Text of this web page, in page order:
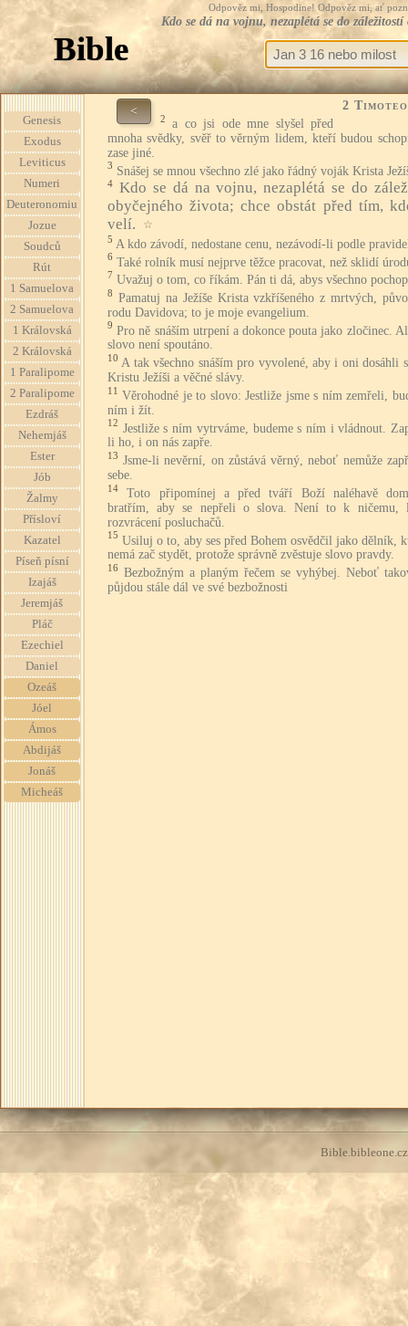
Odpověz mi, Hospodine! Odpověz mi, ať
Kdo se dá na vojnu, nezaplétá se do
Bible
Genesis
Exodus
Leviticus
Numeri
Deuteronomiu
Jozue
Soudců
Rút
1 Samuelova
2 Samuelova
1 Královská
2 Královská
1 Paralipome
2 Paralipome
Ezdráš
Nehemjáš
Ester
Jób
Žalmy
Přísloví
Kazatel
Píseň písní
Izajáš
Jeremjáš
Pláč
Ezechiel
Daniel
Ozeáš
Jóel
Ámos
Abdijáš
Jonáš
Micheáš
< 2
2
a co jsi ode mne slyšel před
mnoha svědky, svěř to věrným lidem, kteří budou
zase jiné.
3 Snášej se mnou všechno zlé jako řádný voják Krista
4 Kdo se dá na vojnu, nezaplétá se do
obyčejného života; chce obstát před tím,
velí.
☆
5 A kdo závodí, nedostane cenu, nezávodí-li podle
6 Také rolník musí nejprve těžce pracovat, než sklidí
7 Uvažuj o tom, co říkám. Pán ti dá, abys všechno
8 Pamatuj na Ježíše Krista vzkříšeného z mrtvých,
rodu Davidova; to je moje evangelium.
9 Pro ně snáším utrpení a dokonce pouta jako zločinec.
slovo není spoutáno.
10 A tak všechno snáším pro vyvolené, aby i oni dosáhli
Kristu Ježíši a věčné slávy.
11 Věrohodné je to slovo: Jestliže jsme s ním zemřeli,
ním i žít.
12 Jestliže s ním vytrváme, budeme s ním i vládnout.
li ho, i on nás zapře.
13 Jsme-li nevěrní, on zůstává věrný, neboť nemůže
sebe.
14
Toto připomínej a před tváří Boží naléhavě
bratřím, aby se nepřeli o slova. Není to k ničemu,
rozvrácení posluchačů.
15 Usiluj o to, aby ses před Bohem osvědčil jako dělník,
nemá zač stydět, protože správně zvěstuje slovo pravdy.
16 Bezbožným a planým řečem se vyhýbej. Neboť
půjdou stále dál ve své bezbožnosti